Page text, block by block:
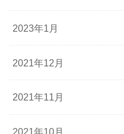
2023年1月
2021年12月
2021年11月
2021年10月